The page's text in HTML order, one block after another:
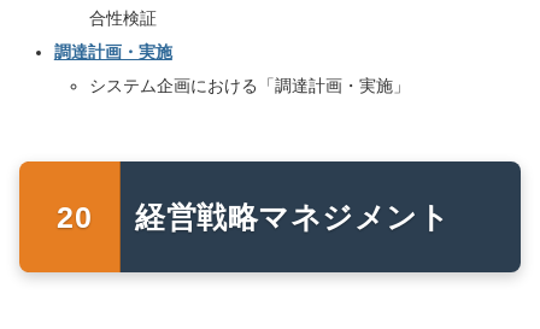
合性検証
調達計画・実施
システム企画における「調達計画・実施」
経営戦略マネジメント